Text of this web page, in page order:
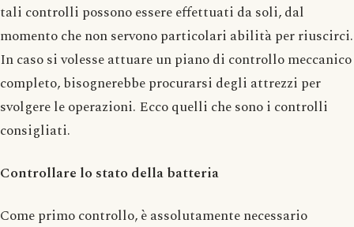
tali controlli possono essere effettuati da soli, dal
momento che non servono particolari abilità per riuscirci.
In caso si volesse attuare un piano di controllo meccanico
completo, bisognerebbe procurarsi degli attrezzi per
svolgere le operazioni. Ecco quelli che sono i controlli
consigliati.
Controllare lo stato della batteria
Come primo controllo, è assolutamente necessario